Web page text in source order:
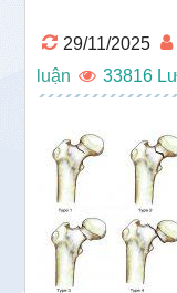
29/11/2025
luận
33816